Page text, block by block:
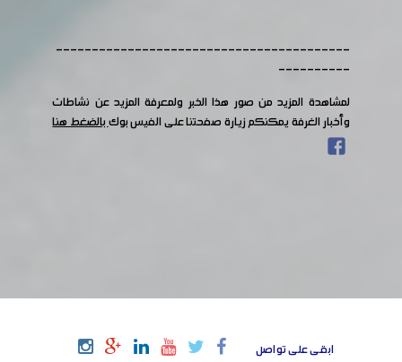
-----------------------------------------
----------
لمشاهدة المزيد من صور هذا الخبر ولمعرفة المزيد عن نشاطات
وأخبار الغرفة يمكنكم زيارة صفحتنا على الفيس بوكبالضغط هنا
ابقى على تواصل